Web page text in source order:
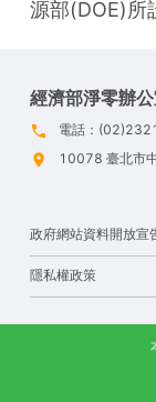
源部(DOE)所
經濟部淨零辦
電話：
10078 臺北市
政府網站資料開放宣
隱私權政策